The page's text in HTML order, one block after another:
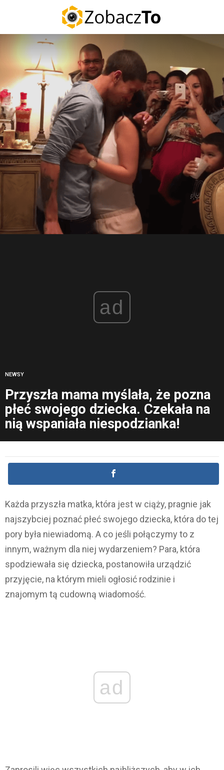
ad
NEWSY
Przyszła mama myślała, że pozna
płeć swojego dziecka. Czekała na
nią wspaniała niespodzianka!
Każda przyszła matka, która jest w ciąży, pragnie jak
najszybciej poznać płeć swojego dziecka, która do tej
pory była niewiadomą. A co jeśli połączymy to z
innym, ważnym dla niej wydarzeniem? Para, która
spodziewała się dziecka, postanowiła urządzić
przyjęcie, na którym mieli ogłosić rodzinie i
znajomym tą cudowną wiadomość.
ad